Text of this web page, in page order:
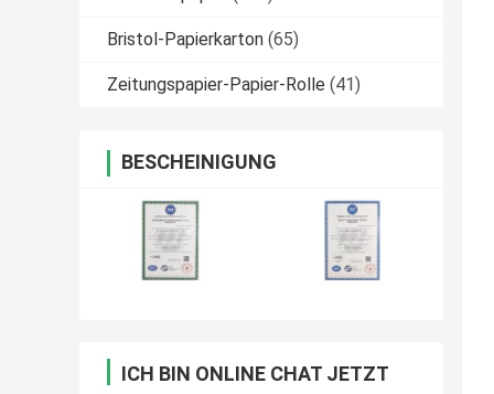
Bristol-Papierkarton (65)
Zeitungspapier-Papier-Rolle (41)
BESCHEINIGUNG
ICH BIN ONLINE CHAT JETZT